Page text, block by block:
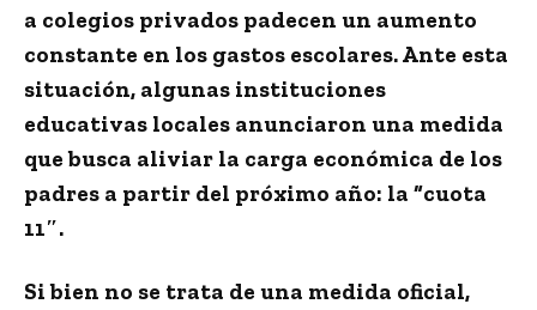
a colegios privados padecen un aumento
constante en los gastos escolares. Ante esta
situación, algunas instituciones
educativas locales anunciaron una medida
que busca aliviar la carga económica de los
padres a partir del próximo año: la “cuota
11″.
Si bien no se trata de una medida oficial,